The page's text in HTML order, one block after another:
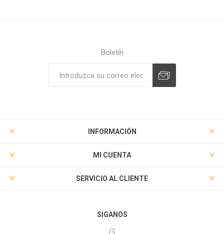
Boletín
INFORMACIÓN
MI CUENTA
SERVICIO AL CLIENTE
SIGANOS